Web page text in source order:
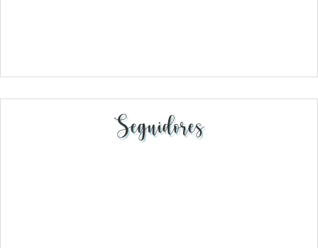
Seguidores